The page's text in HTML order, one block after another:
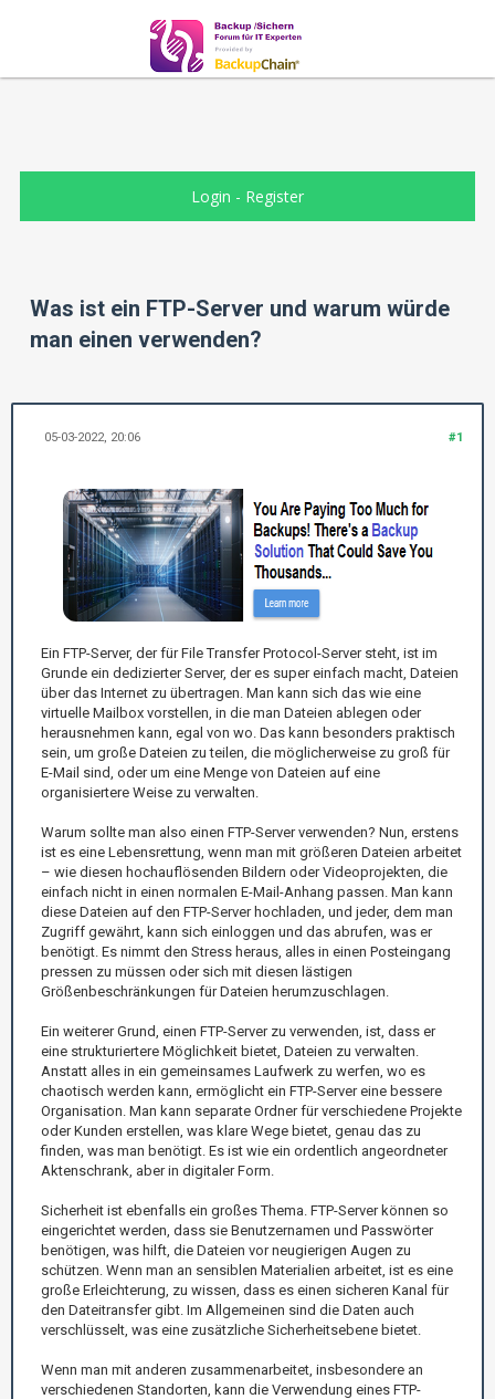
Login - Register
Was ist ein FTP-Server und warum würde
man einen verwenden?
#1
05-03-2022, 20:06
Ein FTP-Server, der für File Transfer Protocol-Server steht, ist im
Grunde ein dedizierter Server, der es super einfach macht, Dateien
über das Internet zu übertragen. Man kann sich das wie eine
virtuelle Mailbox vorstellen, in die man Dateien ablegen oder
herausnehmen kann, egal von wo. Das kann besonders praktisch
sein, um große Dateien zu teilen, die möglicherweise zu groß für
E-Mail sind, oder um eine Menge von Dateien auf eine
organisiertere Weise zu verwalten.
Warum sollte man also einen FTP-Server verwenden? Nun, erstens
ist es eine Lebensrettung, wenn man mit größeren Dateien arbeitet
– wie diesen hochauflösenden Bildern oder Videoprojekten, die
einfach nicht in einen normalen E-Mail-Anhang passen. Man kann
diese Dateien auf den FTP-Server hochladen, und jeder, dem man
Zugriff gewährt, kann sich einloggen und das abrufen, was er
benötigt. Es nimmt den Stress heraus, alles in einen Posteingang
pressen zu müssen oder sich mit diesen lästigen
Größenbeschränkungen für Dateien herumzuschlagen.
Ein weiterer Grund, einen FTP-Server zu verwenden, ist, dass er
eine strukturiertere Möglichkeit bietet, Dateien zu verwalten.
Anstatt alles in ein gemeinsames Laufwerk zu werfen, wo es
chaotisch werden kann, ermöglicht ein FTP-Server eine bessere
Organisation. Man kann separate Ordner für verschiedene Projekte
oder Kunden erstellen, was klare Wege bietet, genau das zu
finden, was man benötigt. Es ist wie ein ordentlich angeordneter
Aktenschrank, aber in digitaler Form.
Sicherheit ist ebenfalls ein großes Thema. FTP-Server können so
eingerichtet werden, dass sie Benutzernamen und Passwörter
benötigen, was hilft, die Dateien vor neugierigen Augen zu
schützen. Wenn man an sensiblen Materialien arbeitet, ist es eine
große Erleichterung, zu wissen, dass es einen sicheren Kanal für
den Dateitransfer gibt. Im Allgemeinen sind die Daten auch
verschlüsselt, was eine zusätzliche Sicherheitsebene bietet.
Wenn man mit anderen zusammenarbeitet, insbesondere an
verschiedenen Standorten, kann die Verwendung eines FTP-